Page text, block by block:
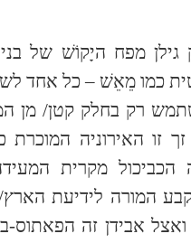
מפח היָקוֹשׁ של בני
כמו מֵאֵשׁ – כל אחד
רק בחלק קטן/ מן
זו האירוניה המוכרת
הכביכול מקרית
המורה לידיעת
אבידן זה הפאתוס-